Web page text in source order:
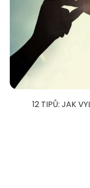
12 TIPŮ: JAK